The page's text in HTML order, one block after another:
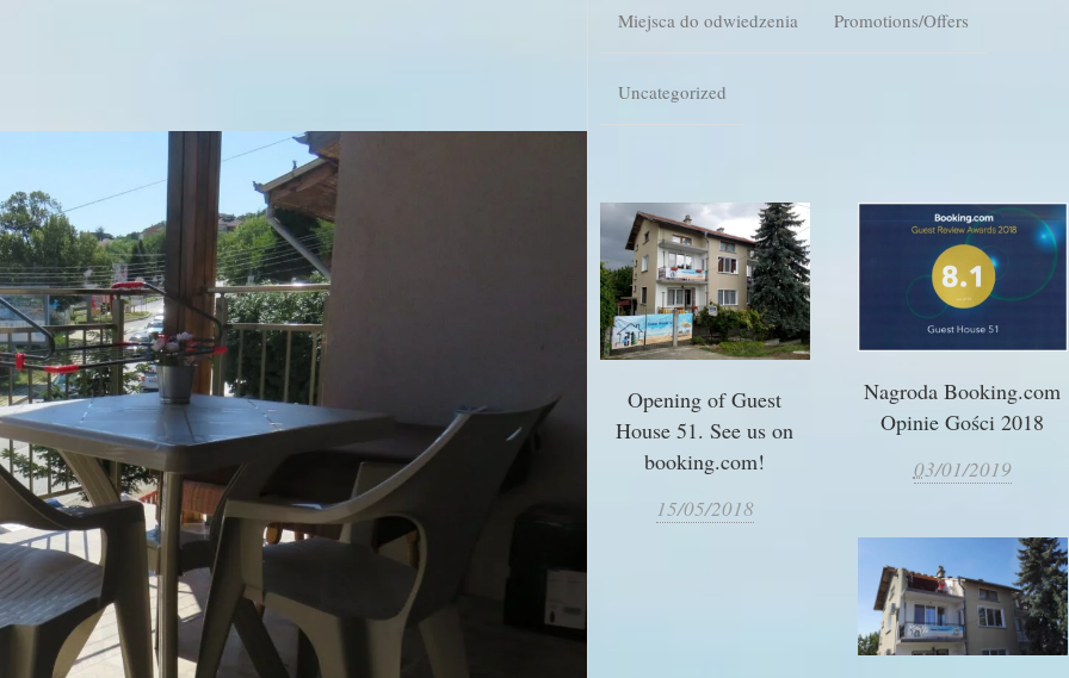
Miejsca do odwiedzenia Promotions/Offers
Uncategorized
Opening of Guest
House 51. See us on
booking.com!
15/05/2018
Nagroda Booking.com
Opinie Gości 2018
03/01/2019